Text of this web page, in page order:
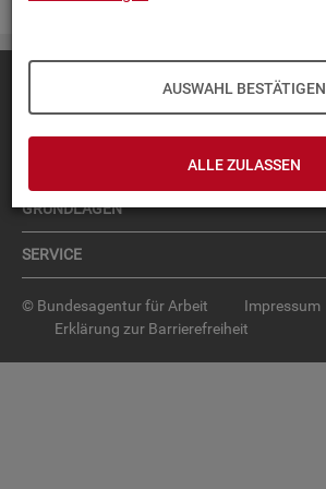
AUSWAHL BESTÄTIGEN
ALLE ZULASSEN
TOP-PRO­DUK­TE
IN­TER­AK­TI­VE STA­TIS­TI­KEN
GRUND­LA­GEN
SER­VICE
© Bundesagentur für Arbeit Impressum
Erklärung zur Barrierefreiheit